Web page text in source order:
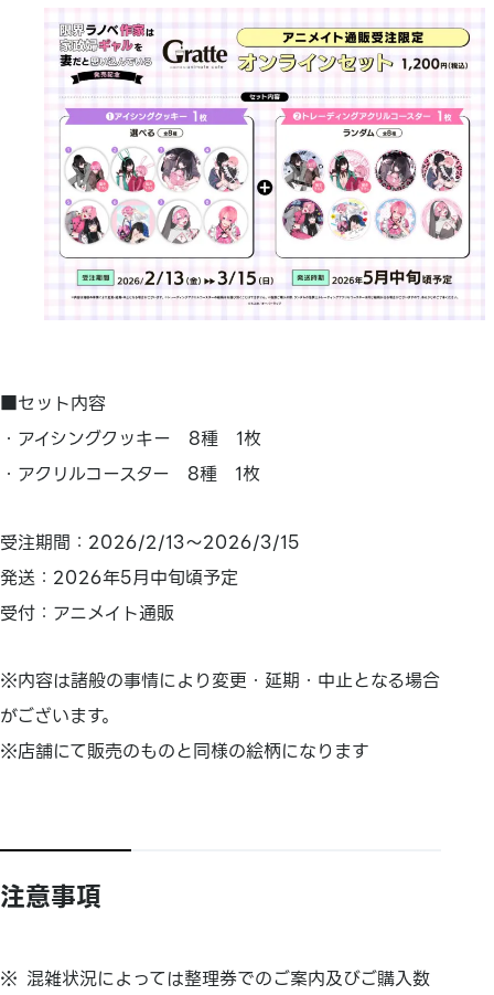
■セット内容
・アイシングクッキー 8種 1枚
・アクリルコースター 8種 1枚
受注期間：2026/2/13～2026/3/15
発送：2026年5月中旬頃予定
受付：アニメイト通販
※内容は諸般の事情により変更・延期・中止となる場合
がございます。
※店舗にて販売のものと同様の絵柄になります
注意事項
混雑状況によっては整理券でのご案内及びご購入数